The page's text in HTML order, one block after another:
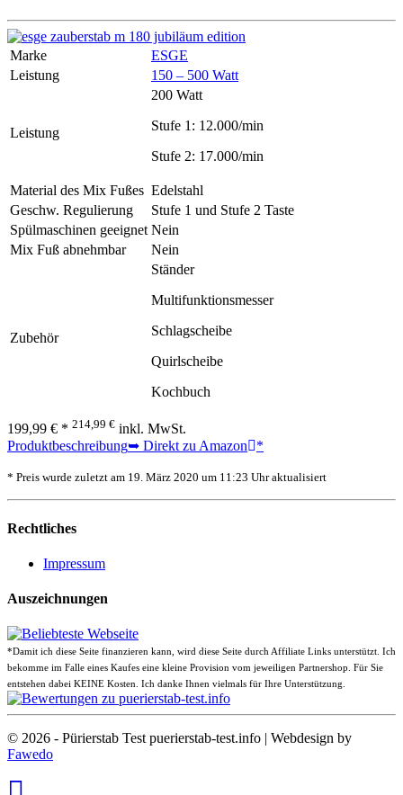
Marke
ESGE
Leistung
150 – 500 Watt
Leistung
200 Watt
Stufe 1: 12.000/min
Stufe 2: 17.000/min
Material des Mix Fußes Edelstahl
Geschw. Regulierung
Stufe 1 und Stufe 2 Taste
Spülmaschinen geeignet Nein
Mix Fuß abnehmbar
Nein
Zubehör
Ständer
Multifunktionsmesser
Schlagscheibe
Quirlscheibe
Kochbuch
199,99 € * 214,99 € inkl. MwSt.
Produktbeschreibung➥ Direkt zu Amazon *
* Preis wurde zuletzt am 19. März 2020 um 11:23 Uhr aktualisiert
Rechtliches
Impressum
Auszeichnungen
*Damit ich diese Seite finanzieren kann, wird diese Seite durch Affiliate Links unterstützt. Ich
bekomme im Falle eines Kaufes eine kleine Provision vom jeweiligen Partnershop. Für Sie
entstehen dabei KEINE Kosten. Ich danke Ihnen vielmals für Ihre Unterstützung.
© 2026 - Pürierstab Test puerierstab-test.info | Webdesign by
Fawedo